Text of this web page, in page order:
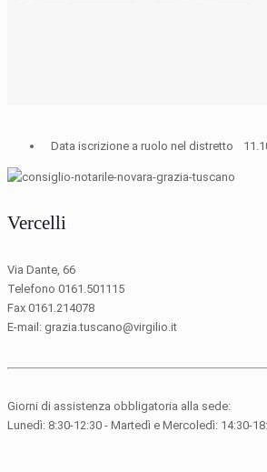
Data iscrizione a ruolo nel distretto
Vercelli
Via Dante, 66
Telefono 0161.501115
Fax 0161.214078
E-mail: grazia.tuscano@virgilio.it
Giorni di assistenza obbligatoria alla sede:
Lunedì: 8:30-12:30 - Martedì e Mercoledì: 14:30-